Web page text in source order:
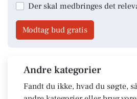
Der skal medbringes det
Modtag bud gratis
Andre kategorier
Fandt du ikke, hvad du søgte,